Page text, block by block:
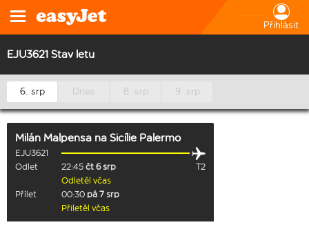
Přihlásit
EJU3621 Stav letu
6. srp Dnes 8. srp 9. srp
Milán Malpensa na Sicílie Palermo
EJU3621
Odlet
22:45 čt 6 srp
T2
Odletěl včas
Přílet
00:30 pá 7 srp
Přiletěl včas